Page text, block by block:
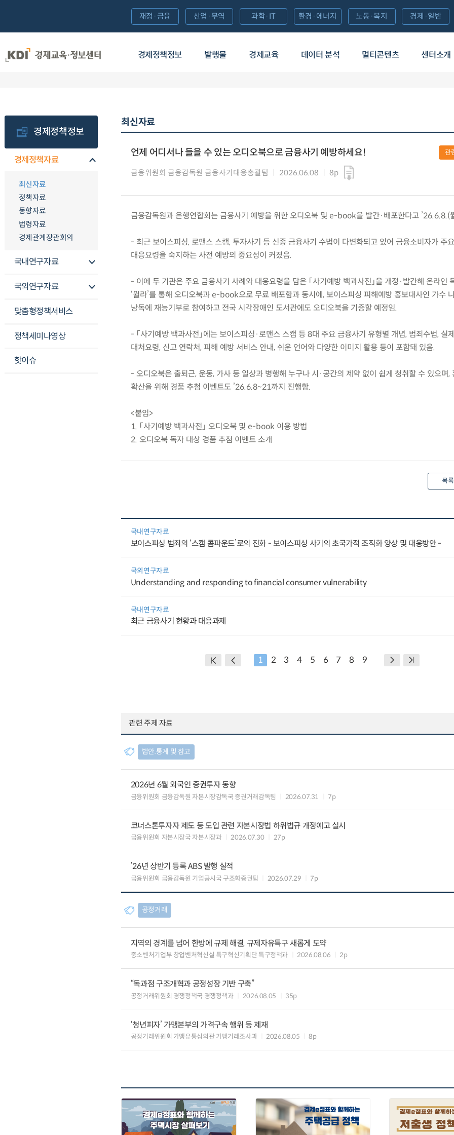
경제정책정보 발행물 경제교육 데이터 분석 멀티콘텐츠 센터소개
재정·금융 산업·무역 과학·IT 환경·에너지 노동·복지 경제·일반
경제정책정보
경제정책자료
최신자료
정책자료
동향자료
법령자료
경제관계장관회의
국내연구자료
국외연구자료
맞춤형정책서비스
정책세미나영상
핫이슈
최신자료
언제 어디서나 들을 수 있는 오디오북으로 금융사기 예방하세요!
금융위원회 금융감독원 금융사기대응총괄팀 2026.06.08 8p
관
금융감독원과 은행연합회는 금융사기 예방을 위한 오디오북 및 e-book을 발간·배포한다고 ’26.6.8.(
- 최근 보이스피싱, 로맨스 스캠, 투자사기 등 신종 금융사기 수법이 다변화되고 있어 금융소비자가 주
대응요령을 숙지하는 사전 예방의 중요성이 커졌음.
- 이에 두 기관은 주요 금융사기 사례와 대응요령을 담은 「사기예방 백과사전」을 개정·발간해 온라인
‘윌라’를 통해 오디오북과 e-book으로 무료 배포함과 동시에, 보이스피싱 피해예방 홍보대사인 가수
낭독에 재능기부로 참여하고 전국 시각장애인 도서관에도 오디오북을 기증할 예정임.
- 「사기예방 백과사전」에는 보이스피싱·로맨스 스캠 등 8대 주요 금융사기 유형별 개념, 범죄수법, 실
대처요령, 신고 연락처, 피해 예방 서비스 안내, 쉬운 언어와 다양한 이미지 활용 등이 포함돼 있음.
- 오디오북은 출퇴근, 운동, 가사 등 일상과 병행해 누구나 시·공간의 제약 없이 쉽게 청취할 수 있으며,
확산을 위해 경품 추첨 이벤트도 ’26.6.8~21까지 진행함.
<붙임>
1. 「사기예방 백과사전」 오디오북 및 e-book 이용 방법
2. 오디오북 독자 대상 경품 추첨 이벤트 소개
목
국내연구자료
보이스피싱 범죄의 ‘스캠 콤파운드’로의 진화 - 보이스피싱 사기의 초국가적 조직화 양상 및 대응방안 -
국외연구자료
Understanding and responding to financial consumer vulnerability
국내연구자료
최근 금융사기 현황과 대응과제
1 2 3 4 5 6 7 8 9
관련 주제 자료
법안.통계 및 참고
2026년 6월 외국인 증권투자 동향
금융위원회 금융감독원 자본시장감독국 증권거래감독팀 2026.07.31 7p
코너스톤투자자 제도 등 도입 관련 자본시장법 하위법규 개정예고 실시
금융위원회 자본시장국 자본시장과 2026.07.30 27p
’26년 상반기 등록 ABS 발행 실적
금융위원회 금융감독원 기업공시국 구조화증권팀 2026.07.29 7p
공정거래
지역의 경계를 넘어 한방에 규제 해결, 규제자유특구 새롭게 도약
중소벤처기업부 창업벤처혁신실 특구혁신기획단 특구정책과 2026.08.06 2p
“독과점 구조개혁과 공정성장 기반 구축”
공정거래위원회 경쟁정책국 경쟁정책과 2026.08.05 35p
‘청년피자’ 가맹본부의 가격구속 행위 등 제재
공정거래위원회 가맹유통심의관 가맹거래조사과 2026.08.05 8p